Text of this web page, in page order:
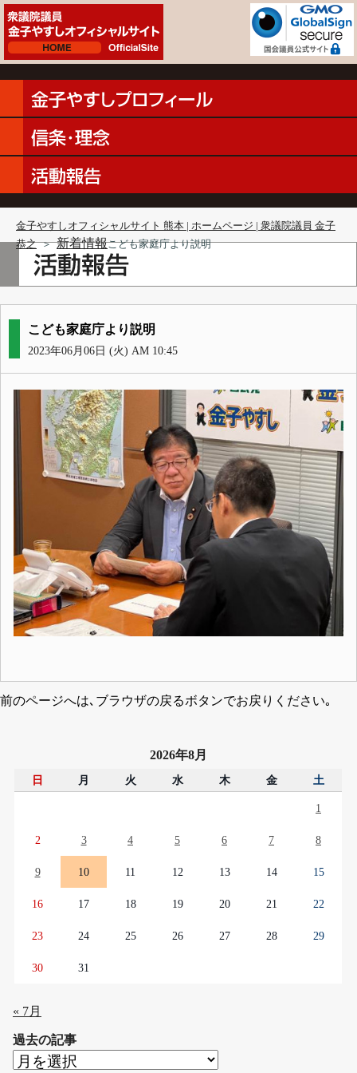
金子やすしオフィシャルサイト 熊本 | ホームページ | 衆議院議員 金子
恭之 ＞ 新着情報こども家庭庁より説明
こども家庭庁より説明
2023年06月06日 (火) AM 10:45
前のページへは､ブラウザの戻るボタンでお戻りください｡
2026年8月
日 月 火 水 木 金 土
1
2 3 4 5 6 7 8
9 10 11 12 13 14 15
16 17 18 19 20 21 22
23 24 25 26 27 28 29
30 31
« 7月
過去の記事
過